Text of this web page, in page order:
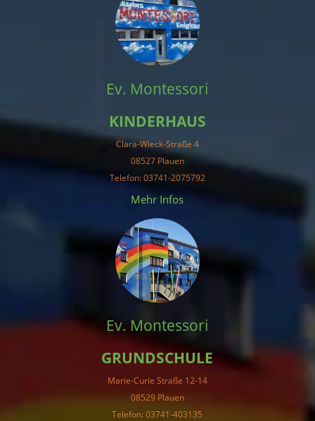
Ev. Montessori
KINDERHAUS
Clara-Wieck-Straße 4
08527 Plauen
Telefon: 03741-2075792
Mehr Infos
Ev. Montessori
GRUNDSCHULE
Marie-Curie Straße 12-14
08529 Plauen
Telefon: 03741-403135